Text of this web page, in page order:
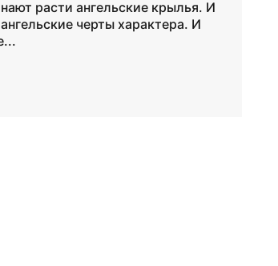
расти ангельские крылья. И
черты характера. И